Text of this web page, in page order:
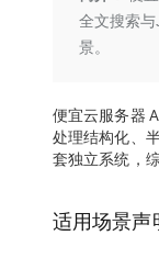
全文搜索
景。
便宜云服务器
处理结构化、
套独立系统，
适用场景声